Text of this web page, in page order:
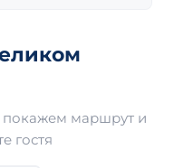
маршрут и
гостя